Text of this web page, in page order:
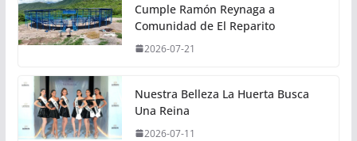
Cumple Ramón Reynaga a
Comunidad de El Reparito
2026-07-21
Nuestra Belleza La Huerta Busca
Una Reina
2026-07-11